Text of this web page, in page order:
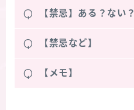
Q 【禁忌】ある？ない？
Q 【禁忌など】
Q 【メモ】